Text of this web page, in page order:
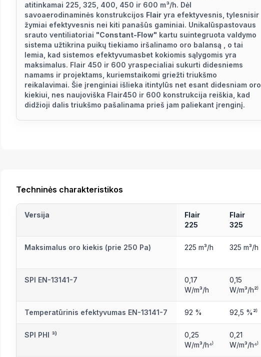
atitinkamai 225, 325, 400, 450 ir 600 m³/h. Dėl
savoaerodinaminės konstrukcijos Flair yra efektyvesnis, tylesnisir
žymiai efektyvesnis nei kiti panašūs gaminiai. Unikalūspastovaus
srauto ventiliatoriai "Constant-Flow" kartu suintegruota valdymo
sistema užtikrina puikų tiekiamo iršalinamo oro balansą , o tai
lemia, kad sistemos efektyvumasbet kokiomis sąlygomis yra
maksimalus. Flair 450 ir 600 yraspecialiai sukurti didesniems
namams ir projektams, kuriemstaikomi griežti triukšmo
reikalavimai. Šie įrenginiai išlieka itintylūs net esant didesniam oro
kiekiui, nes naujoviška Flair450 ir 600 konstrukcija reiškia, kad
didžioji dalis triukšmo pašalinama prieš jam paliekant įrenginį.
Techninės charakteristikos
Versija
Flair
225
Flair
325
Maksimalus oro kiekis (prie 250 Pa) 225 m³/h 325 m³/h
SPI EN-13141-7
0,17
W/m³/h
0,15
W/m³/h²⁾
Temperatūrinis efektyvumas EN-13141-7 92 % 92,5 %²⁾
SPI PHI ³⁾
0,25
W/m³/h⁴⁾
0,21
W/m³/h⁴⁾